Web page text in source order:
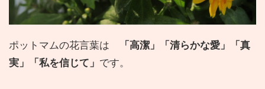
ポットマムの花言葉は
「高潔」「清らかな愛」「真
実」
「私を信じて」 です。